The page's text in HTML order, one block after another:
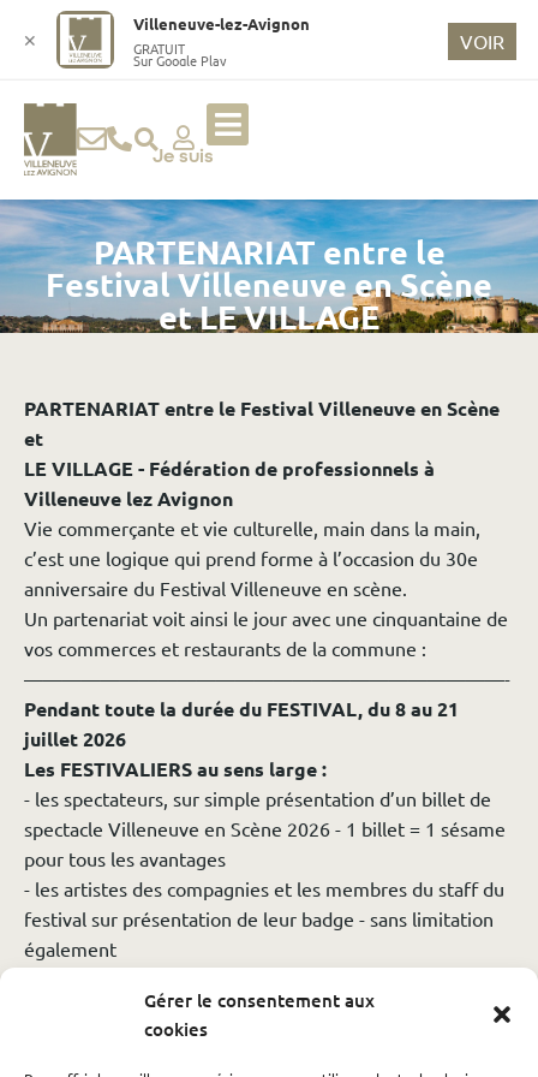
Gérer le consentement aux
cookies
ri
n
ci
a
Je suis
PARTENARIAT entre le
Festival Villeneuve en Scène
et LE VILLAGE
PARTENARIAT entre le Festival Villeneuve en Scène
et
LE VILLAGE - Fédération de professionnels à
Villeneuve lez Avignon
Vie commerçante et vie culturelle, main dans la main,
c’est une logique qui prend forme à l’occasion du 30e
anniversaire du Festival Villeneuve en scène.
Un partenariat voit ainsi le jour avec une cinquantaine de
vos commerces et restaurants de la commune :
—————————————————————————-
Pendant toute la durée du FESTIVAL, du 8 au 21
juillet 2026
Les FESTIVALIERS au sens large :
- les spectateurs, sur simple présentation d’un billet de
spectacle Villeneuve en Scène 2026 - 1 billet = 1 sésame
pour tous les avantages
- les artistes des compagnies et les membres du staff du
festival sur présentation de leur badge - sans limitation
également
commerçants et professionnels participants : l’apéritif, le
digestif, ou le café offert lors d’un repas, une réduction
de prix au passage en caisse, un bonus voire un petit
✕
Villeneuve-lez-Avignon
GRATUIT
Sur Google Play
VOIR